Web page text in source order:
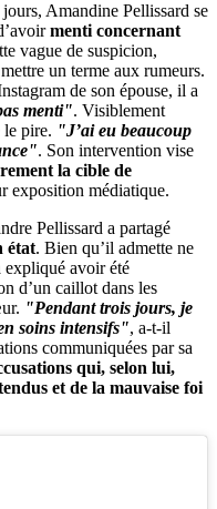
Amandine Pellissard se
menti concernant
vague de suspicion,
un terme aux rumeurs.
de son épouse, il a
menti". Visiblement
le pire. "J’ai eu beaucoup
. Son intervention vise
la cible de
exposition médiatique.
Pellissard a partagé
état. Bien qu’il admette ne
expliqué avoir été
d’un caillot dans les
"Pendant trois jours, je
soins intensifs", a-t-il
communiquées par sa
qui, selon lui,
et de la mauvaise foi